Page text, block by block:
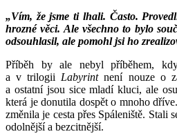
„Vím, že jsme ti lhali. Často.
hrozné věci. Ale všechno to bylo
odsouhlasil, ale pomohl jsi ho
Příběh by ale nebyl příběhem,
a v trilogii Labyrintnení nouze o
a ostatní jsou sice mladí kluci, ale
která je donutila dospět o mnoho
změnila je cesta přes Spáleniště. Stali
odolnější a bezcitnější.